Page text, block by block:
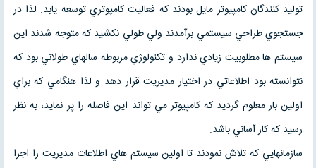
توليد كنندگان كامپيوتر مايل بودند كه فعاليت كامپوتري توسعه يابد. لذا در
جستجوي طراحي سيستمي برآمدند ولي طولي نكشيد كه متوجه شدند اين
سيستم ها مطلوبيت زيادي ندارد و تكنولوژي مربوطه سالهاي طولاني بود كه
نتوانسته بود اطلاعاتي در اختيار مديريت قرار دهد و لذا هنگامي كه براي
اولين بار معلوم گرديد كه كامپيوتر مي تواند اين فاصله را پر نمايد، به نظر
رسيد كه كار آساني باشد.
سازمانهايي كه تلاش نمودند تا اولين سيستم هاي اطلاعات مديريت را اجرا